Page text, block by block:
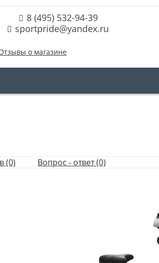
8 (495) 532-94-39
sportpride@yandex.ru
о магазине
(0) Вопрос - ответ (0)